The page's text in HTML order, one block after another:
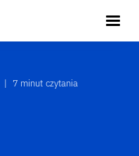
| 7 minut czytania